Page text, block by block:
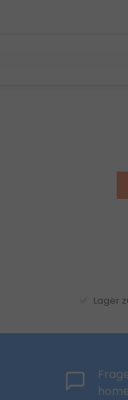
Lager